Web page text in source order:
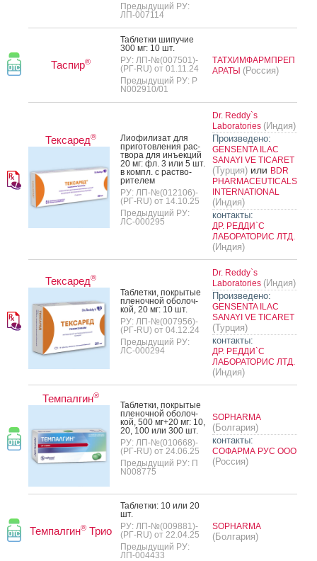
Предыдущий РУ:
ЛП-007114
Таспир®
Таб­летки ши­пучие
300 мг: 10 шт.
РУ: ЛП-№(007501)-
(РГ-RU) от 01.11.24
Предыдущий РУ: Р
N002910/01
ТАТХИМФАРМПРЕП
АРАТЫ (Россия)
Тексаред®
Ли­офи­лизат для
при­готов­ле­ния рас­
тво­ра для инъ­ек­ций
20 мг: фл. 3 или 5 шт.
в компл. с рас­тво­
рите­лем
РУ: ЛП-№(012106)-
(РГ-RU) от 14.10.25
Предыдущий РУ:
ЛС-000295
Dr. Reddy`s
Laboratories (Индия)
Произведено:
GENSENTA ILAC
SANAYI VE TICARET
(Турция) или BDR
PHARMACEUTICALS
INTERNATIONAL
(Индия)
контакты:
ДР. РЕДДИ`С
ЛАБОРАТОРИС ЛТД.
(Индия)
Тексаред®
Таб­летки, пок­ры­тые
пле­ноч­ной обо­лоч­
кой, 20 мг: 10 шт.
РУ: ЛП-№(007956)-
(РГ-RU) от 04.12.24
Предыдущий РУ:
ЛС-000294
Dr. Reddy`s
Laboratories (Индия)
Произведено:
GENSENTA ILAC
SANAYI VE TICARET
(Турция)
контакты:
ДР. РЕДДИ`С
ЛАБОРАТОРИС ЛТД.
(Индия)
Темпалгин®
Таб­летки, пок­ры­тые
пле­ноч­ной обо­лоч­
кой, 500 мг+20 мг: 10,
20, 100 или 300 шт.
РУ: ЛП-№(010668)-
(РГ-RU) от 24.06.25
Предыдущий РУ: П
N008775
SOPHARMA
(Болгария)
контакты:
СОФАРМА РУС ООО
(Россия)
Темпалгин® Трио
Таб­летки: 10 или 20
шт.
РУ: ЛП-№(009881)-
(РГ-RU) от 22.04.25
Предыдущий РУ:
ЛП-004433
SOPHARMA
(Болгария)